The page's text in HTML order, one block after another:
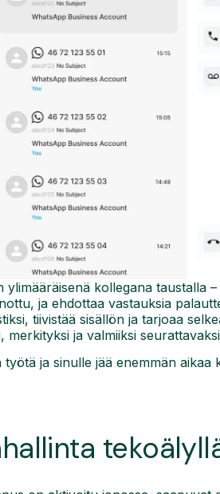
ylimääräisenä kollegana taustalla
ja ehdottaa vastauksia
tiivistää sisällön ja tarjoaa
merkityksi ja valmiiksi
ja sinulle jää enemmän